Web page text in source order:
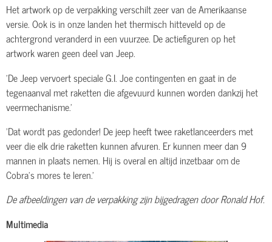
Het artwork op de verpakking verschilt zeer van de Amerikaanse
versie. Ook is in onze landen het thermisch hitteveld op de
achtergrond veranderd in een vuurzee. De actiefiguren op het
artwork waren geen deel van Jeep.
'De Jeep vervoert speciale G.I. Joe contingenten en gaat in de
tegenaanval met raketten die afgevuurd kunnen worden dankzij het
veermechanisme.'
'Dat wordt pas gedonder! De jeep heeft twee raketlanceerders met
veer die elk drie raketten kunnen afvuren. Er kunnen meer dan 9
mannen in plaats nemen. Hij is overal en altijd inzetbaar om de
Cobra's mores te leren.'
De afbeeldingen van de verpakking zijn bijgedragen door Ronald Hof.
Multimedia